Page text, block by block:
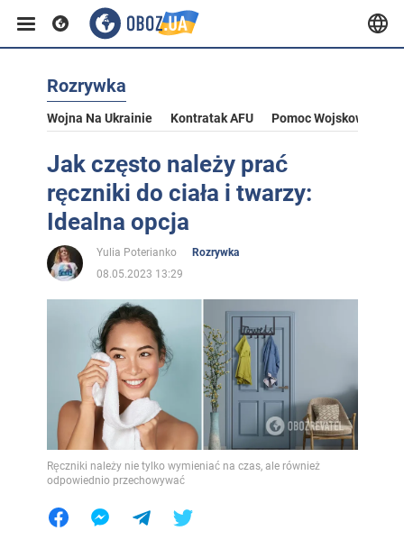
Rozrywka
Wojna Na Ukrainie Kontratak AFU Pomoc Wojskowa Dla
Jak często należy prać
ręczniki do ciała i twarzy:
Idealna opcja
Yulia Poterianko
Rozrywka
08.05.2023 13:29
Ręczniki należy nie tylko wymieniać na czas, ale również
odpowiednio przechowywać